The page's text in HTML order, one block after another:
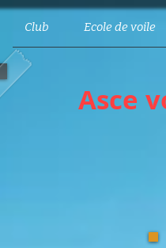
Club Ecole de voile
Asce